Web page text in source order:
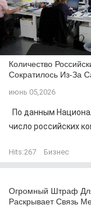
Количество
Сократилось Из-За
июнь 05,2026
По данным
число российских
Hits:267 Бизнес
Огромный Штраф
Раскрывает Связь